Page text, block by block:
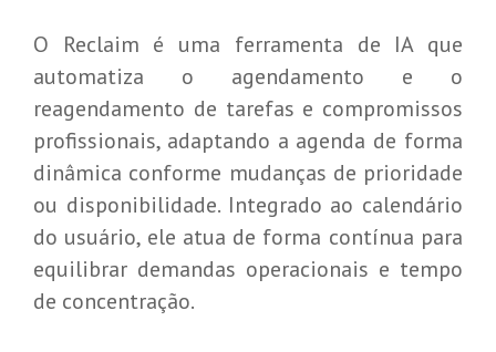
O Reclaim é uma ferramenta de IA que
automatiza o agendamento e o
reagendamento de tarefas e compromissos
profissionais, adaptando a agenda de forma
dinâmica conforme mudanças de prioridade
ou disponibilidade. Integrado ao calendário
do usuário, ele atua de forma contínua para
equilibrar demandas operacionais e tempo
de concentração.